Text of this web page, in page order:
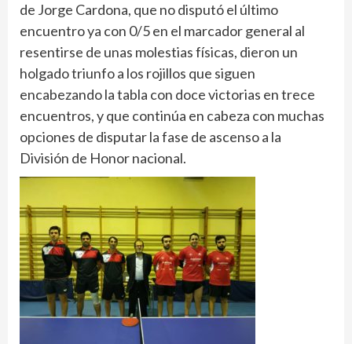
de Jorge Cardona, que no disputó el último
encuentro ya con 0/5 en el marcador general al
resentirse de unas molestias físicas, dieron un
holgado triunfo a los rojillos que siguen
encabezando la tabla con doce victorias en trece
encuentros, y que continúa en cabeza con muchas
opciones de disputar la fase de ascenso a la
División de Honor nacional.